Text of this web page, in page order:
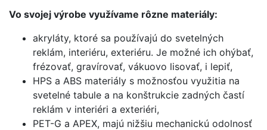
Vo svojej výrobe využívame rôzne materiály:
akryláty, ktoré sa používajú do svetelných
reklám, interiéru, exteriéru. Je možné ich ohýbať,
frézovať, gravírovať, vákuovo lisovať, i lepiť,
HPS a ABS materiály s možnosťou využitia na
svetelné tabule a na konštrukcie zadných častí
reklám v interiéri a exteriéri,
PET-G a APEX, majú nižšiu mechanickú odolnosť